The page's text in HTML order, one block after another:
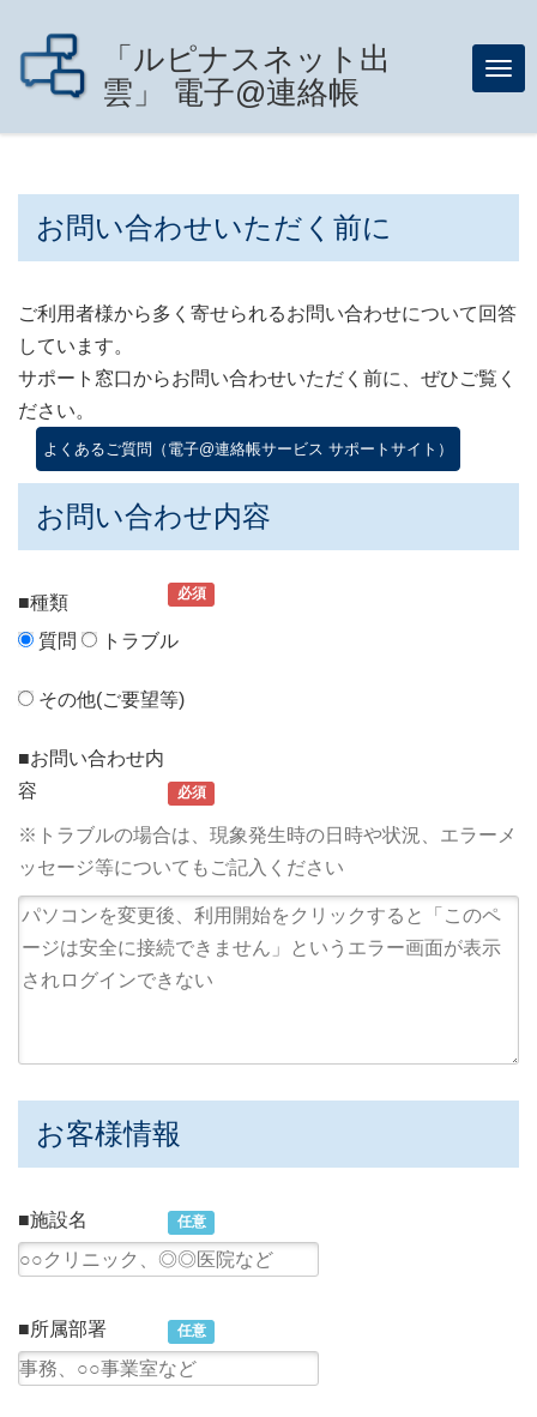
「ルピナスネット出
雲」 電子@連絡帳
メ
ュ
お問い合わせいただく前に
ご利用者様から多く寄せられるお問い合わせについて回答
しています。
サポート窓口からお問い合わせいただく前に、ぜひご覧く
ださい。
よくあるご質問（電子@連絡帳サービス サポートサイト）
お問い合わせ内容
■種類 必須
質問 トラブル
その他(ご要望等)
■お問い合わせ内
容
必須
※トラブルの場合は、現象発生時の日時や状況、エラーメ
ッセージ等についてもご記入ください
お客様情報
■施設名 任意
■所属部署 任意